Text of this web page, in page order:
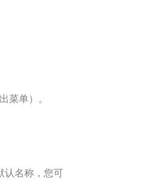
菜单）。
认名称，您可